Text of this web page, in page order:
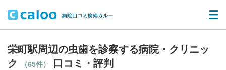
栄町駅周辺の虫歯を診察する病院・クリニッ
ク
（65件） 口コミ・評判